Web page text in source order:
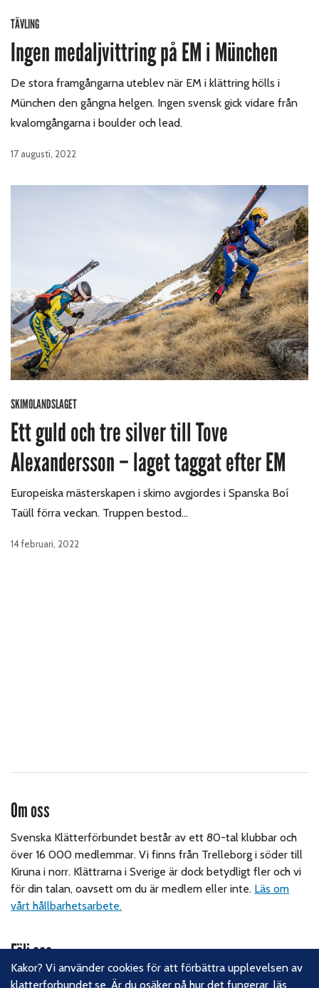
TÄVLING
Ingen medaljvittring på EM i München
De stora framgångarna uteblev när EM i klättring hölls i
München den gångna helgen. Ingen svensk gick vidare från
kvalomgångarna i boulder och lead.
17 augusti, 2022
SKIMOLANDSLAGET
Ett guld och tre silver till Tove
Alexandersson – laget taggat efter EM
Europeiska mästerskapen i skimo avgjordes i Spanska Boí
Taüll förra veckan. Truppen bestod…
14 februari, 2022
Om oss
Svenska Klätterförbundet består av ett 80-tal klubbar och
över 16 000 medlemmar. Vi finns från Trelleborg i söder till
Kiruna i norr. Klättrarna i Sverige är dock betydligt fler och vi
för din talan, oavsett om du är medlem eller inte. Läs om
vårt hållbarhetsarbete.
Följ oss
Facebook
Kakor? Vi använder cookies för att förbättra upplevelsen av
klatterforbundet.se. Är du osäker på hur det fungerar, läs